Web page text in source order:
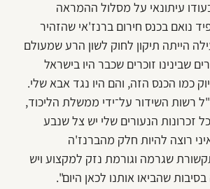
שנה, בעודו עיתונאי על מסלול ההמראה
נואם בכנס חירום ברנז'אי שהזהיר
הייתה תיקון לחוק לשון הרע שמעולם
שבינינו זוכרים שכבר היו בישראל
כמו הכנס הזה, והם היו נגד אבא שלי.
רשות השידור על־ידי ממשלת הליכוד,
בן 16, ובכל זכרונות הנעורים שלי יש צל שנבע
רוצה להיות חלק מהברנז'ה
שגרמה וגורמת נזק למקצוע ויש
שהביאו אותנו לכאן היום".